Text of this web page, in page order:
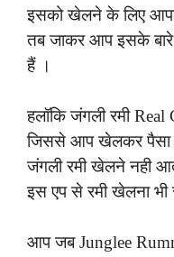
इसको खेलने के लिए
तब जाकर आप इसके
हैं ।
हलॉकि जंगली रमी
जिससे आप खेलकर पैसा
जंगली रमी खेलने नही
इस एप से रमी खेलना
आप जब Junglee